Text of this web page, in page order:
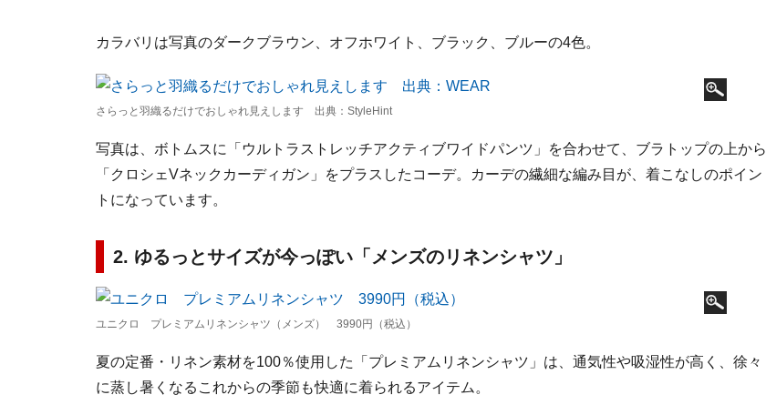
カラバリは写真のダークブラウン、オフホワイト、ブラック、ブルーの4色。
さらっと羽織るだけでおしゃれ見えします 出典：StyleHint
写真は、ボトムスに「ウルトラストレッチアクティブワイドパンツ」を合わせて、ブラトップの上から
「クロシェVネックカーディガン」をプラスしたコーデ。カーデの繊細な編み目が、着こなしのポイン
トになっています。
2. ゆるっとサイズが今っぽい「メンズのリネンシャツ」
ユニクロ プレミアムリネンシャツ（メンズ） 3990円（税込）
夏の定番・リネン素材を100％使用した「プレミアムリネンシャツ」は、通気性や吸湿性が高く、徐々
に蒸し暑くなるこれからの季節も快適に着られるアイテム。